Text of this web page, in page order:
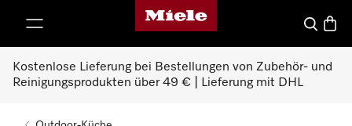
Miele-Homepage
Suche
Kostenlose Lieferung bei Bestellungen von Zubehör- und
Reinigungsprodukten über 49 € | Lieferung mit DHL